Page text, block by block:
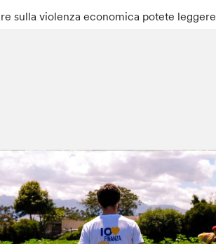
sulla violenza economica potete leggere